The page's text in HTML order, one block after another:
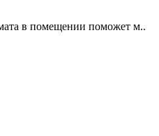
в помещении поможет м..